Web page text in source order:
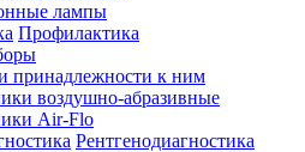
лампы
Профилактика
принадлежности к ним
воздушно-абразивные
Air-Flo
Рентгенодиагностика